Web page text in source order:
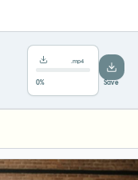
.mp4
78% ···